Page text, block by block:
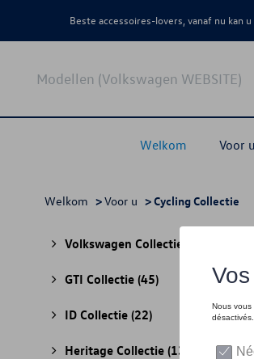
Beste accessoires-lovers, vanaf nu kan
Modellen (Volkswagen WEBSITE)
Welkom Voor u
Welkom >Voor u > Cycling Collectie
Volkswagen Collectie
GTI Collectie (45)
ID Collectie (22)
Heritage Collectie (13)